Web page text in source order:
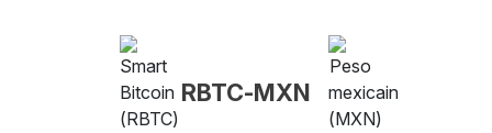
RBTC-MXN